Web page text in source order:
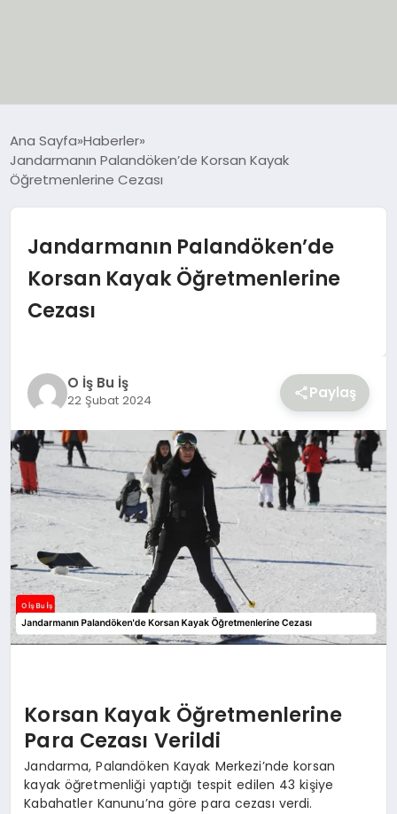
EKONOMİ
SPOR
Ana Sayfa Haberler
Jandarmanın Palandöken’de Korsan Kayak
Öğretmenlerine Cezası
Jandarmanın Palandöken’de
Korsan Kayak Öğretmenlerine
Cezası
O İş Bu İş
22 Şubat 2024 Paylaş
Korsan Kayak Öğretmenlerine
Para Cezası Verildi
Jandarma, Palandöken Kayak Merkezi’nde korsan
kayak öğretmenliği yaptığı tespit edilen 43 kişiye
Kabahatler Kanunu’na göre para cezası verdi.